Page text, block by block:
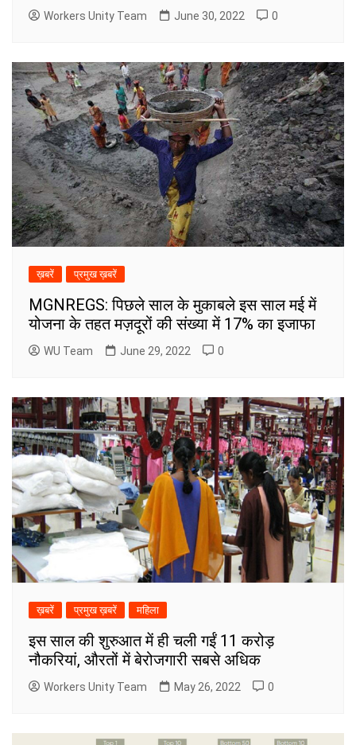
Workers Unity Team June 30, 2022 0
ख़बरें प्रमुख ख़बरें
MGNREGS: पिछले साल के मुकाबले इस साल मई में
योजना के तहत मज़दूरों की संख्या में 17% का इजाफा
WU Team June 29, 2022 0
ख़बरें प्रमुख ख़बरें महिला
इस साल की शुरुआत में ही चली गईं 11 करोड़
नौकरियां, औरतों में बेरोजगारी सबसे अधिक
Workers Unity Team May 26, 2022 0